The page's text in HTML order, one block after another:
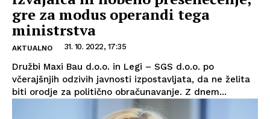
gre za modus operandi tega
ministrstva
AKTUALNO 31. 10. 2022, 17:35
Družbi Maxi Bau d.o.o. in Legi – SGS d.o.o. po
včerajšnjih odzivih javnosti izpostavljata, da ne želita
biti orodje za politično obračunavanje. Z dnem...